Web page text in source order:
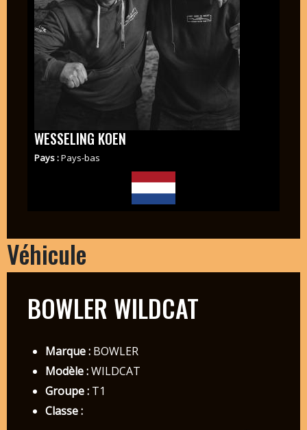
WESSELING KOEN
Pays :Pays-bas
Véhicule
BOWLER WILDCAT
Marque :BOWLER
Modèle :WILDCAT
Groupe :T1
Classe :